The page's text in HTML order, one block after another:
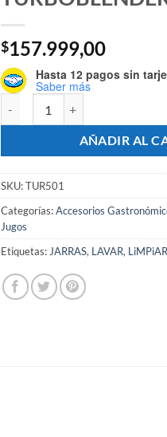
$157.999,00
Hasta 12 pagos sin
Saber más
AÑADIR AL
SKU:TUR501
Categorías:Accesorios
Jugos
Etiquetas: JARRAS, LAVAR, LiMPiAR